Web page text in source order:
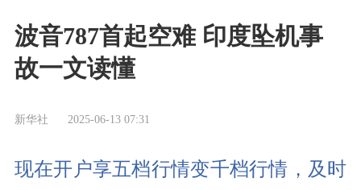
波音787首起空难 印度坠机事
故一文读懂
新华社 2025-06-13 07:31
现在开户享五档行情变千档行情，及时